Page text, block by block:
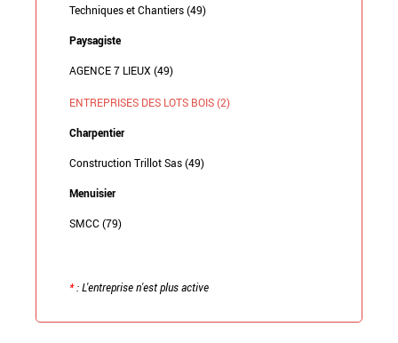
Techniques et Chantiers (49)
Paysagiste
AGENCE 7 LIEUX (49)
ENTREPRISES DES LOTS BOIS (2)
Charpentier
Construction Trillot Sas (49)
Menuisier
SMCC (79)
*: L'entreprise n'est plus active